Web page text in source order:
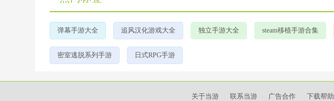
弹幕手游大全 追风汉化游戏大全 独立手游大全 steam移植手游合集
密室逃脱系列手游 日式RPG手游
关于当游 联系当游 广告合作 下载帮助